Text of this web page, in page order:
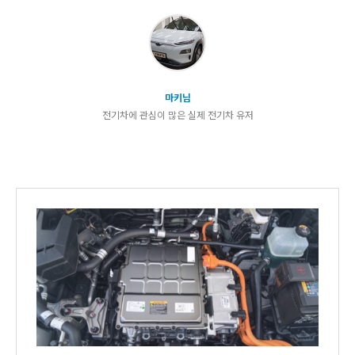
마키님
전기차에 관심이 많은 실제 전기차 유저